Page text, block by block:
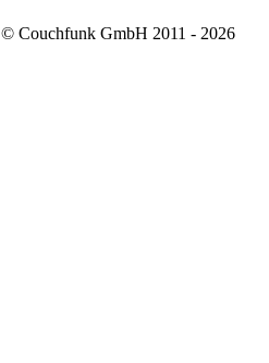
© Couchfunk GmbH 2011 - 2026